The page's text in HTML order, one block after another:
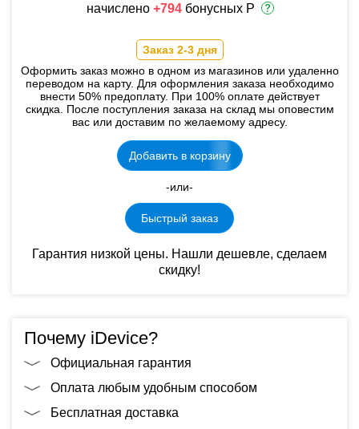
начислено +794 бонусных Р
Заказ 2-3 дня
Оформить заказ можно в одном из магазинов или удаленно
переводом на карту. Для оформления заказа необходимо
внести 50% предоплату. При 100% оплате действует
скидка. После поступления заказа на склад мы оповестим
вас или доставим по желаемому адресу.
Добавить в корзину
-или-
Быстрый заказ
Гарантия низкой цены. Нашли дешевле, сделаем
скидку!
Почему iDevice?
Официальная гарантия
Оплата любым удобным способом
Бесплатная доставка